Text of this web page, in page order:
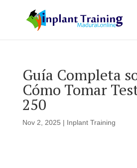
Guía Completa
Cómo Tomar
250
Nov 2, 2025 | Inplant Training